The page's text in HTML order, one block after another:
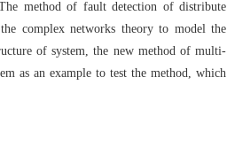
method of fault detection of distribute
complex networks theory to model the
of system, the new method of multi-
as an example to test the method, which